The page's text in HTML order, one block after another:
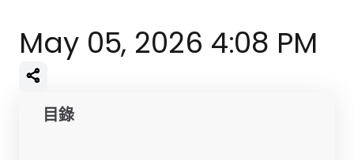
May 05, 2026 4:08 PM
目錄